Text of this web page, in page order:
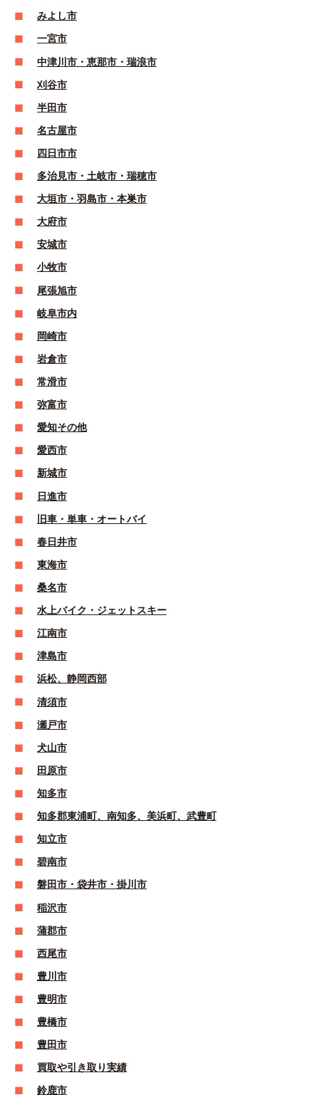
みよし市
一宮市
中津川市・恵那市・瑞浪市
刈谷市
半田市
名古屋市
四日市市
多治見市・土岐市・瑞穂市
大垣市・羽島市・本巣市
大府市
安城市
小牧市
尾張旭市
岐阜市内
岡崎市
岩倉市
常滑市
弥富市
愛知その他
愛西市
新城市
日進市
旧車・単車・オートバイ
春日井市
東海市
桑名市
水上バイク・ジェットスキー
江南市
津島市
浜松、静岡西部
清須市
瀬戸市
犬山市
田原市
知多市
知多郡東浦町、南知多、美浜町、武豊町
知立市
碧南市
磐田市・袋井市・掛川市
稲沢市
蒲郡市
西尾市
豊川市
豊明市
豊橋市
豊田市
買取や引き取り実績
鈴鹿市